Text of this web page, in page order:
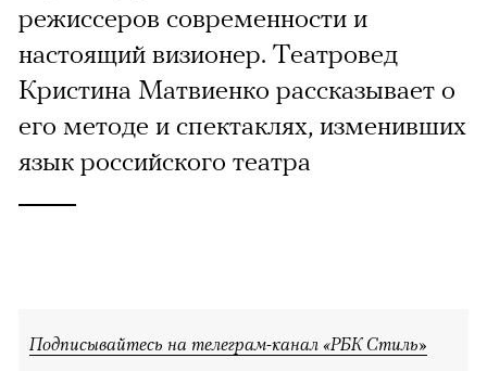
режиссеров современности и
настоящий визионер. Театровед
Кристина Матвиенко рассказывает о
его методе и спектаклях, изменивших
язык российского театра
Подписывайтесь на телеграм-канал «РБК Стиль»